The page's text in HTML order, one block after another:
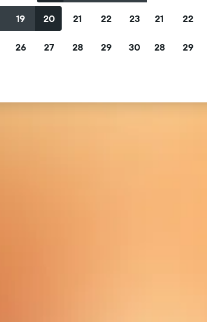
19 20 21 22 23
26 27 28 29 30
21 22
28 29